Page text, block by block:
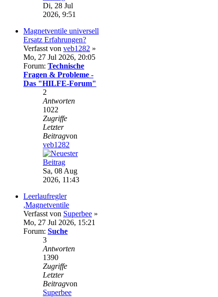
Di, 28 Jul
2026, 9:51
Magnetventile universell
Ersatz Erfahrungen?
Verfasst von veb1282 »
Mo, 27 Jul 2026, 20:05
Forum: Technische
Fragen & Probleme -
Das "HILFE-Forum"
2
Antworten
1022
Zugriffe
Letzter
Beitragvon
veb1282
Sa, 08 Aug
2026, 11:43
Leerlaufregler
,Magnetventile
Verfasst von Superbee »
Mo, 27 Jul 2026, 15:21
Forum: Suche
3
Antworten
1390
Zugriffe
Letzter
Beitragvon
Superbee